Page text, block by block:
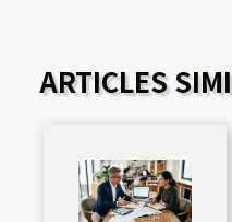
ARTICLES